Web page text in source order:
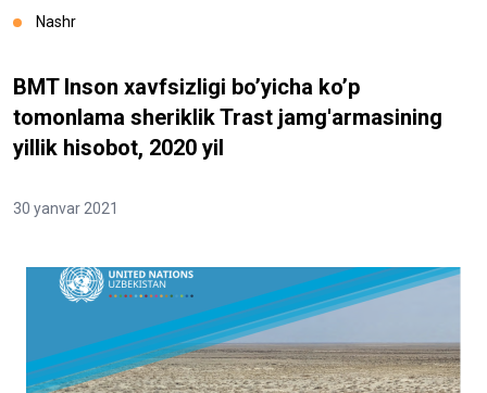
Nashr
BMT Inson xavfsizligi boʼyicha koʼp
tomonlama sheriklik Trast jamg'armasining
yillik hisobot, 2020 yil
30 yanvar 2021